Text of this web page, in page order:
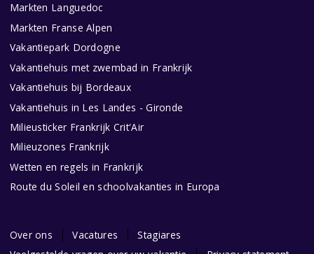
Markten Languedoc
Markten Franse Alpen
Vakantiepark Dordogne
Vakantiehuis met zwembad in Frankrijk
Vakantiehuis bij Bordeaux
Vakantiehuis in Les Landes - Gironde
Milieusticker Frankrijk Crit'Air
Milieuzones Frankrijk
Wetten en regels in Frankrijk
Route du Soleil en schoolvakanties in Europa
Over ons Vacatures
Stagiares